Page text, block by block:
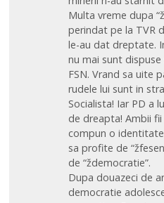
Multa vreme dupa
perindat pe la TVR
le-au dat dreptate.
nu mai sunt
FSN. Vrand sa uite
rudele lui sunt in
Socialista! Iar PD a
de dreapta! Ambii
compun o
sa profite de
de “ždemocratie”.
Dupa douazeci de
democratie